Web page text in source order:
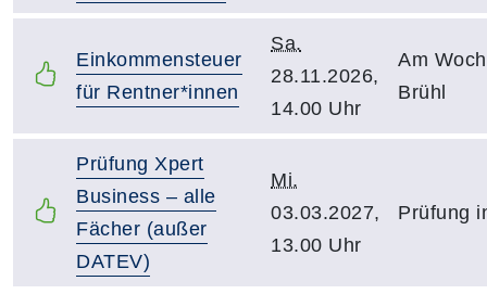
Einkommensteuer
für Rentner*innen
Sa.
28.11.2026,
14.00 Uhr
Am
Brühl
Prüfung Xpert
Business – alle
Fächer (außer
DATEV)
Mi.
03.03.2027,
13.00 Uhr
Prüfung